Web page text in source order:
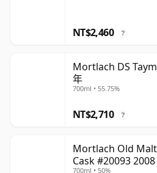
NT$2,460 ?
Mortlach DS
年
700ml • 55.75%
NT$2,710 ?
Mortlach Old
Cask #20093
700ml • 50%